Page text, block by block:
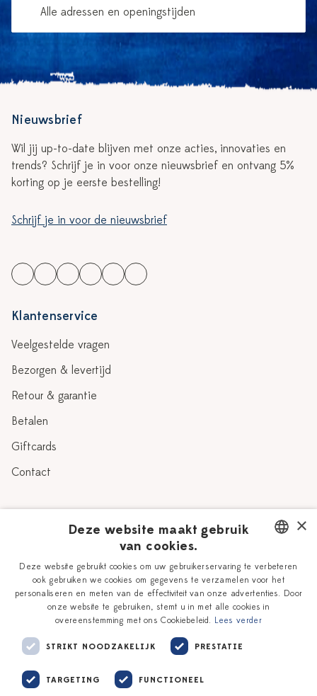
Alle adressen en openingstijden
Nieuwsbrief
Wil jij up-to-date blijven met onze acties, innovaties en
trends? Schrijf je in voor onze nieuwsbrief en ontvang 5%
korting op je eerste bestelling!
Schrijf je in voor de nieuwsbrief
Klantenservice
Veelgestelde vragen
Bezorgen & levertijd
Retour & garantie
Betalen
Giftcards
Contact
Verhaal
Onze plateelschilders
Delfts Blauw
Workshops
Vacatures
Zakelijk
DUTCH
ENGLISH
×
Deze website maakt gebruik
van cookies.
Deze website gebruikt cookies om uw gebruikerservaring te verbeteren
ook gebruiken we cookies om gegevens te verzamelen voor het
personaliseren en meten van de effectiviteit van onze advertenties. Door
onze website te gebruiken, stemt u in met alle cookies in
overeenstemming met ons Cookiebeleid. Lees verder
STRIKT NOODZAKELIJK PRESTATIE
TARGETING FUNCTIONEEL